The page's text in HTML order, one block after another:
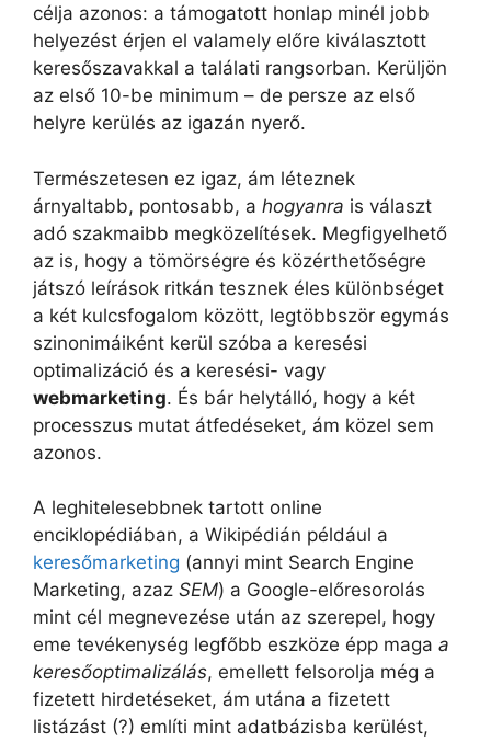
célja azonos: a támogatott honlap minél jobb
helyezést érjen el valamely előre kiválasztott
keresőszavakkal a találati rangsorban. Kerüljön
az első 10-be minimum – de persze az első
helyre kerülés az igazán nyerő.
Természetesen ez igaz, ám léteznek
árnyaltabb, pontosabb, a hogyanra is választ
adó szakmaibb megközelítések. Megfigyelhető
az is, hogy a tömörségre és közérthetőségre
játszó leírások ritkán tesznek éles különbséget
a két kulcsfogalom között, legtöbbször egymás
szinonimáiként kerül szóba a keresési
optimalizáció és a keresési- vagy
webmarketing. És bár helytálló, hogy a két
processzus mutat átfedéseket, ám közel sem
azonos.
A leghitelesebbnek tartott online
enciklopédiában, a Wikipédián például a
keresőmarketing (annyi mint Search Engine
Marketing, azaz SEM) a Google-előresorolás
mint cél megnevezése után az szerepel, hogy
eme tevékenység legfőbb eszköze épp maga a
keresőoptimalizálás, emellett felsorolja még a
fizetett hirdetéseket, ám utána a fizetett
listázást (?) említi mint adatbázisba kerülést,